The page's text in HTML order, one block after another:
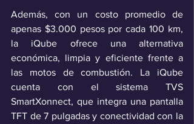
Además, con un costo promedio de
apenas $3.000 pesos por cada 100 km,
la iQube ofrece una alternativa
económica, limpia y eficiente frente a
las motos de combustión. La iQube
cuenta con el sistema TVS
SmartXonnect, que integra una pantalla
TFT de 7 pulgadas y conectividad con la